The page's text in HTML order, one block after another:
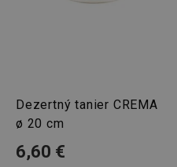
Dezertný tanier CREMA
ø 20 cm
6,60 €